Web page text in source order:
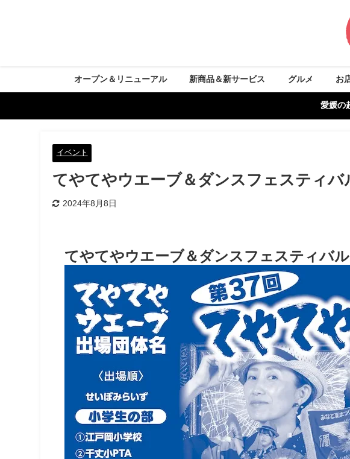
オープン＆リニューアル 新商品＆新サービス グルメ お
愛媛の
イベント
てやてやウエーブ＆ダンスフェスティバ
2024年8月8日
てやてやウエーブ＆ダンスフェスティバ